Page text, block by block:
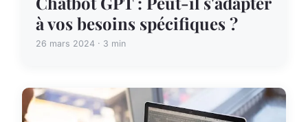
à vos besoins spécifiques ?
26 mars 2024 · 3 min